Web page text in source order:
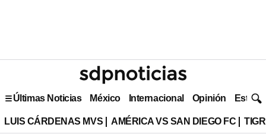
Últimas Noticias México Internacional Opinión Estilo
LUIS CÁRDENAS MVS AMÉRICA VS SAN DIEGO FC